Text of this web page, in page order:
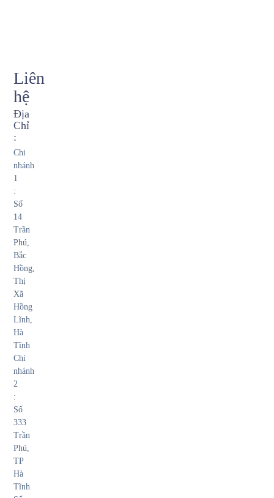
Liên
hệ
Địa
Chỉ
:
Chi
nhánh
1
:
Số
14
Trần
Phú,
Bắc
Hồng,
Thị
Xã
Hồng
Lĩnh,
Hà
Tĩnh
Chi
nhánh
2
:
Số
333
Trần
Phú,
TP
Hà
Tĩnh